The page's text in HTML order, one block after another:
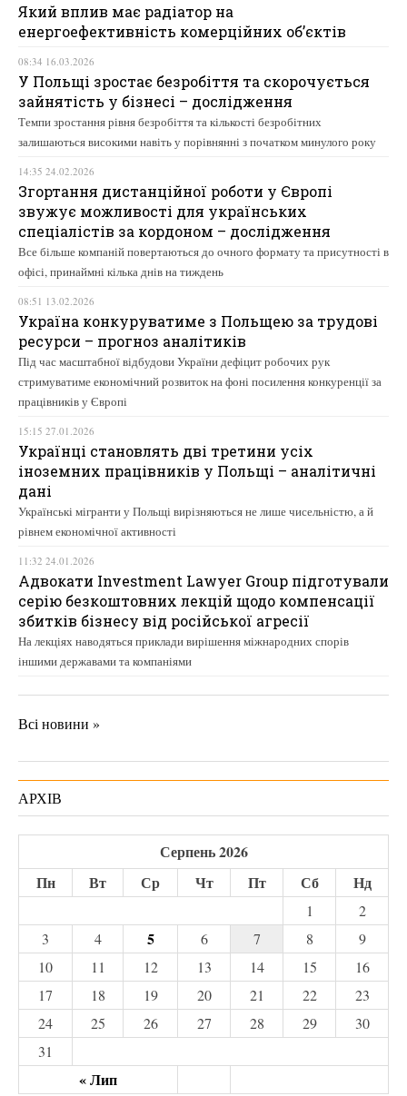
Який вплив має радіатор на
енергоефективність комерційних об’єктів
08:34 16.03.2026
У Польщі зростає безробіття та скорочується
зайнятість у бізнесі – дослідження
Темпи зростання рівня безробіття та кількості безробітних
залишаються високими навіть у порівнянні з початком минулого року
14:35 24.02.2026
Згортання дистанційної роботи у Європі
звужує можливості для українських
спеціалістів за кордоном – дослідження
Все більше компаній повертаються до очного формату та присутності в
офісі, принаймні кілька днів на тиждень
08:51 13.02.2026
Україна конкуруватиме з Польщею за трудові
ресурси – прогноз аналітиків
Під час масштабної відбудови України дефіцит робочих рук
стримуватиме економічний розвиток на фоні посилення конкуренції за
працівників у Європі
15:15 27.01.2026
Українці становлять дві третини усіх
іноземних працівників у Польщі – аналітичні
дані
Українські мігранти у Польщі вирізняються не лише чисельністю, а й
рівнем економічної активності
11:32 24.01.2026
Адвокати Investment Lawyer Group підготували
серію безкоштовних лекцій щодо компенсації
збитків бізнесу від російської агресії
На лекціях наводяться приклади вирішення міжнародних спорів
іншими державами та компаніями
Всі новини »
АРХІВ
Серпень 2026
Пн
Вт Ср Чт Пт Сб Нд
« Лип
1
2
3
4 5 6 7 8
9
10
11 12 13 14 15
16
17
18 19 20 21 22
23
24
25 26 27 28 29
30
31